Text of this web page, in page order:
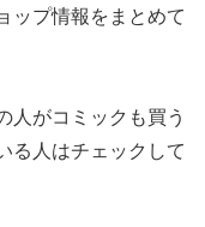
ップ情報をまとめて
人がコミックも買う
る人はチェックして